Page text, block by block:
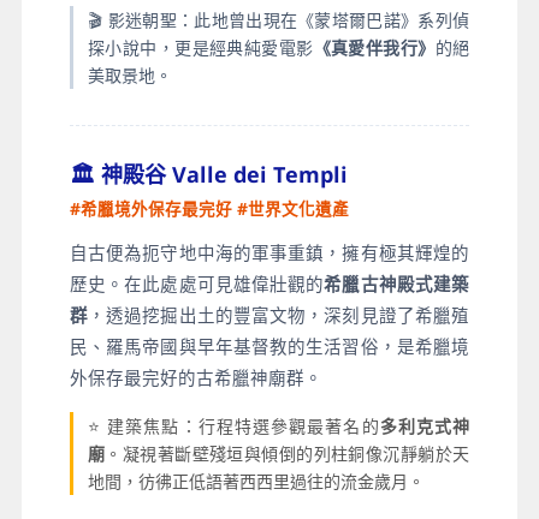
🎬 影迷朝聖：此地曾出現在《蒙塔爾巴諾》系列偵
探小說中，更是經典純愛電影 《真愛伴我行》 的絕
美取景地。
🏛️ 神殿谷 Valle dei Templi
#希臘境外保存最完好 #世界文化遺產
自古便為扼守地中海的軍事重鎮，擁有極其輝煌的
歷史。在此處處可見雄偉壯觀的希臘古神殿式建築
群 ，透過挖掘出土的豐富文物，深刻見證了希臘殖
民、羅馬帝國與早年基督教的生活習俗，是希臘境
外保存最完好的古希臘神廟群。
⭐ 建築焦點：行程特選參觀最著名的多利克式神
廟 。凝視著斷壁殘垣與傾倒的列柱銅像沉靜躺於天
地間，彷彿正低語著西西里過往的流金歲月。